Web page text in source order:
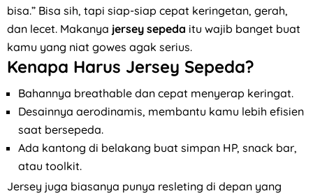
bisa.” Bisa sih, tapi siap-siap cepat keringetan, gerah,
dan lecet. Makanya jersey sepeda itu wajib banget buat
kamu yang niat gowes agak serius.
Kenapa Harus Jersey Sepeda?
Bahannya breathable dan cepat menyerap keringat.
Desainnya aerodinamis, membantu kamu lebih efisien
saat bersepeda.
Ada kantong di belakang buat simpan HP, snack bar,
atau toolkit.
Jersey juga biasanya punya resleting di depan yang